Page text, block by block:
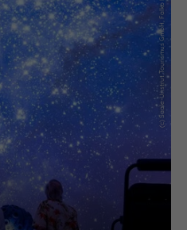
(c) Saale-Unstrut Tourismus GmbH, Falko Matte